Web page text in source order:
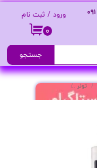
۰
ورود / ثبت نام ٠٩١
جستجو
تونر تونر شفاف کننده AHA/BHA